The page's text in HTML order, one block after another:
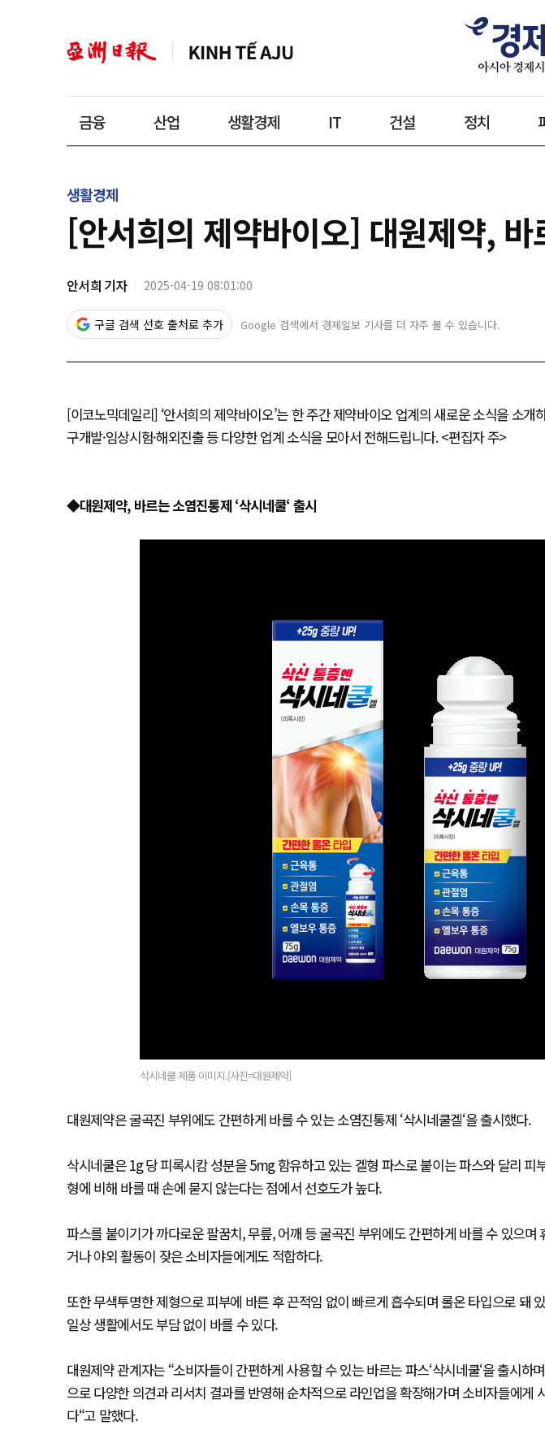
금융 산업 생활경제 IT 건설 정치
생활경제
[안서희의 제약바이오] 대원제약,
안서희 기자 2025-04-19 08:01:00
구글 검색 선호 출처로 추가 Google 검색에서 경제일보 기사를 더 자주 볼 수 있습니다.
[이코노믹데일리] ‘안서희의 제약바이오’는 한 주간 제약바이오 업계의 새로운 소식을 소개
구개발·임상시험·해외진출 등 다양한 업계 소식을 모아서 전해드립니다. <편집자 주>
◆대원제약, 바르는 소염진통제 ‘삭시네쿨‘ 출시
삭시네쿨 제품 이미지.[사진=대원제약]
대원제약은 굴곡진 부위에도 간편하게 바를 수 있는 소염진통제 ‘삭시네쿨겔‘을 출시했다.
삭시네쿨은 1g 당 피록시캄 성분을 5mg 함유하고 있는 겔형 파스로 붙이는 파스와 달리 피
형에 비해 바를 때 손에 묻지 않는다는 점에서 선호도가 높다.
파스를 붙이기가 까다로운 팔꿈치, 무릎, 어깨 등 굴곡진 부위에도 간편하게 바를 수 있으며
거나 야외 활동이 잦은 소비자들에게도 적합하다.
또한 무색투명한 제형으로 피부에 바른 후 끈적임 없이 빠르게 흡수되며 롤온 타입으로 돼
일상 생활에서도 부담 없이 바를 수 있다.
대원제약 관계자는 “소비자들이 간편하게 사용할 수 있는 바르는 파스‘삭시네쿨‘을 출시하
으로 다양한 의견과 리서치 결과를 반영해 순차적으로 라인업을 확장해가며 소비자들에게
다“고 말했다.